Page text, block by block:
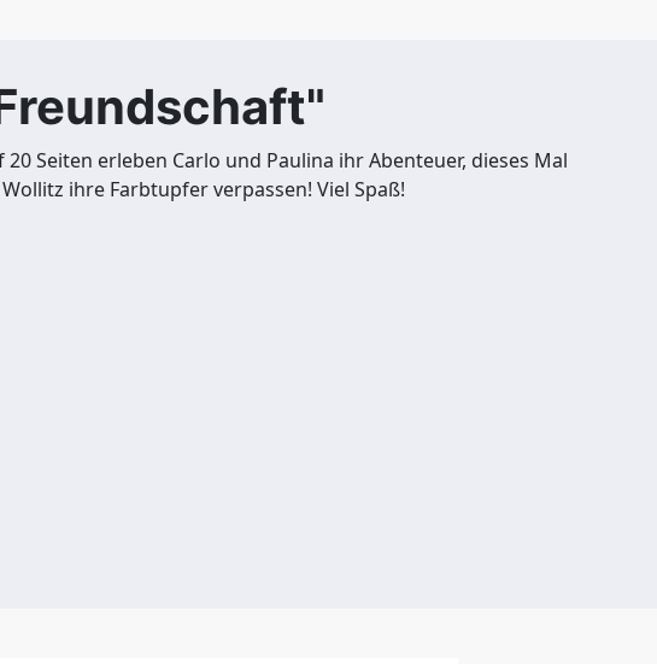
Seiten erleben Carlo und Paulina ihr Abenteuer, dieses Mal
ihre Farbtupfer verpassen! Viel Spaß!